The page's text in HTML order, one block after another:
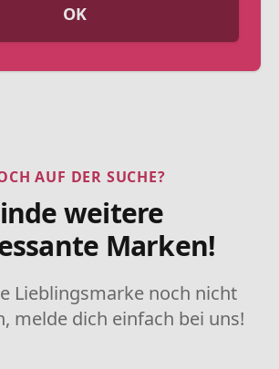
OK
AUF DER SUCHE?
weitere
Marken!
Lieblingsmarke noch nicht
melde dich einfach bei uns!